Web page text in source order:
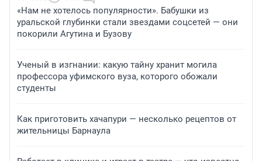
«Нам не хотелось популярности». Бабушки из
уральской глубинки стали звездами соцсетей — они
покорили Агутина и Бузову
Ученый в изгнании: какую тайну хранит могила
профессора уфимского вуза, которого обожали
студенты
Как приготовить хачапури — несколько рецептов от
жительницы Барнаула